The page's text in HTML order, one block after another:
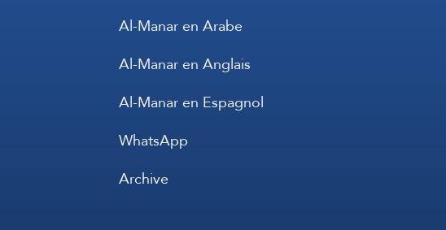
Al-Manar en Arabe
Al-Manar en Anglais
Al-Manar en Espagnol
WhatsApp
Archive